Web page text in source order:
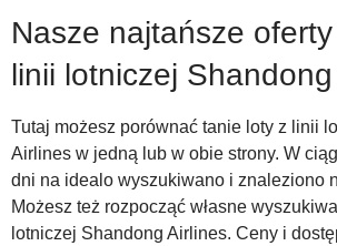
Nasze najtańsze
linii lotniczej
Tutaj możesz porównać tanie loty z linii
Airlines w jedną lub w obie strony. W
dni na idealo wyszukiwano i znaleziono
Możesz też rozpocząć własne
lotniczej Shandong Airlines. Ceny i